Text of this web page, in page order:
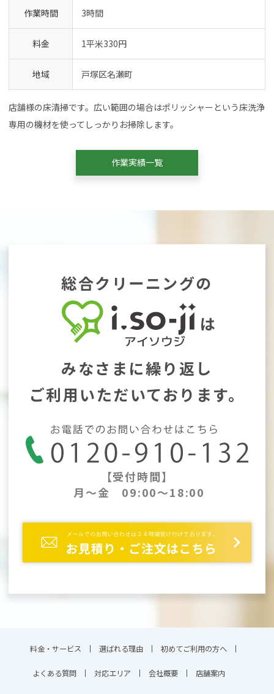
作業時間 3時間
料金 1平米330円
地域 戸塚区名瀬町
店舗様の床清掃です。広い範囲の場合はポリッシャーという床洗浄
専用の機材を使ってしっかりお掃除します。
作業実績一覧
総合クリーニングの
は
みなさまに繰り返し
ご利用いただいております。
【受付時間】
月～金 09:00～18:00
料金・サービス 選ばれる理由 初めてご利用の方へ
よくある質問 対応エリア 会社概要 店舗案内